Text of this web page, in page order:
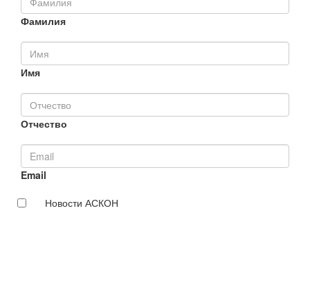
Фамилия
Имя
Отчество
Email
Новости АСКОН